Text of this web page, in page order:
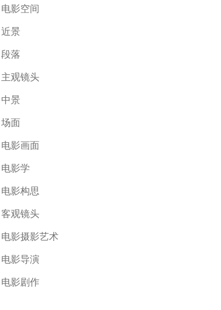
电影空间
近景
段落
主观镜头
中景
场面
电影画面
电影学
电影构思
客观镜头
电影摄影艺术
电影导演
电影剧作